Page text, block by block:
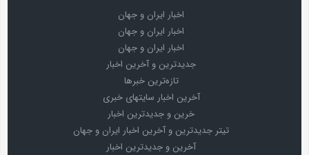
اخبار ایران و جهان
اخبار ایران و جهان
اخبار ایران و جهان
جدیدترین و آخرین اخبار
تازه‌ترین خبرها
آخرین اخبار سایتهای خبری
خرین و جدیدترین اخبار
تیتر جدیدترین و آخرین اخبار ایران و جهان
آخرین و جدیدترین اخبار